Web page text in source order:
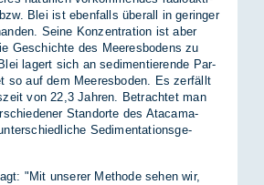
Blei ist eben­falls über­all in ge­rin­ger
Sei­ne Kon­zen­tra­ti­on ist aber
Ge­schich­te des Mee­res­bo­dens zu
la­gert sich an se­di­men­tie­ren­de Par­
so auf dem Mee­res­bo­den. Es zer­fällt
von 22,3 Jah­ren. Be­trach­tet man
Stand­or­te des Ata­ca­ma-
Se­di­men­ta­ti­ons­ge­
"Mit un­se­rer Me­tho­de se­hen wir,